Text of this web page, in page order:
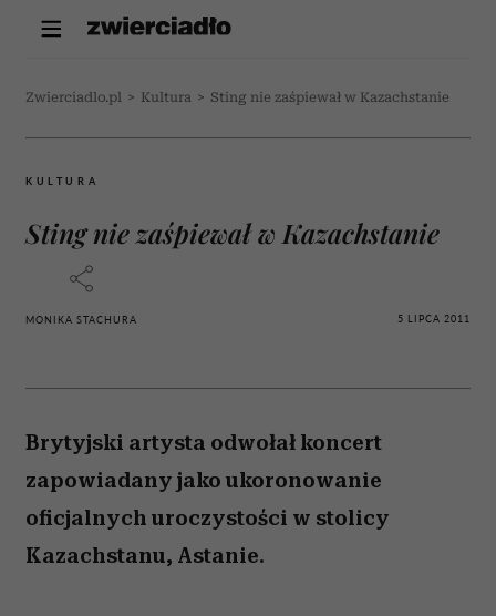
Zwierciadlo.pl > Kultura > Sting nie zaśpiewał w Kazachstanie
KULTURA
Sting nie zaśpiewał w Kazachstanie
MONIKA STACHURA 5 LIPCA 2011
Brytyjski artysta odwołał koncert
zapowiadany jako ukoronowanie
oficjalnych uroczystości w stolicy
Kazachstanu, Astanie.